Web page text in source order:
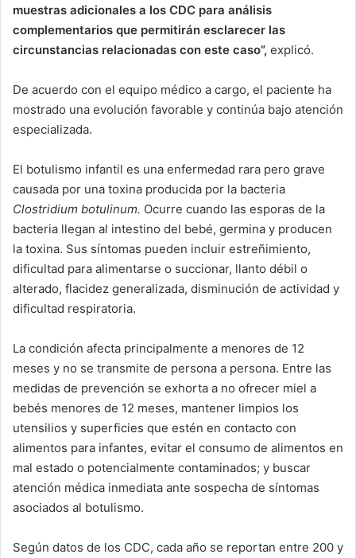
muestras adicionales a los CDC para análisis
complementarios que permitirán esclarecer las
circunstancias relacionadas con este caso”, explicó.
De acuerdo con el equipo médico a cargo, el paciente ha
mostrado una evolución favorable y continúa bajo atención
especializada.
El botulismo infantil es una enfermedad rara pero grave
causada por una toxina producida por la bacteria
Clostridium botulinum. Ocurre cuando las esporas de la
bacteria llegan al intestino del bebé, germina y producen
la toxina. Sus síntomas pueden incluir estreñimiento,
dificultad para alimentarse o succionar, llanto débil o
alterado, flacidez generalizada, disminución de actividad y
dificultad respiratoria.
La condición afecta principalmente a menores de 12
meses y no se transmite de persona a persona. Entre las
medidas de prevención se exhorta a no ofrecer miel a
bebés menores de 12 meses, mantener limpios los
utensilios y superficies que estén en contacto con
alimentos para infantes, evitar el consumo de alimentos en
mal estado o potencialmente contaminados; y buscar
atención médica inmediata ante sospecha de síntomas
asociados al botulismo.
Según datos de los CDC, cada año se reportan entre 200 y